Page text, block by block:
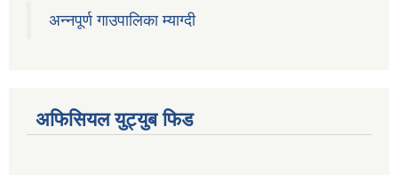
अन्नपूर्ण गाउपालिका म्याग्दी
अफिसियल युट्युब फिड